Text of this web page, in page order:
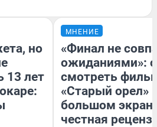
но
13 лет
МНЕНИЕ
«Финал не
ожиданиями»:
смотреть
«Старый орел»
большом
честная